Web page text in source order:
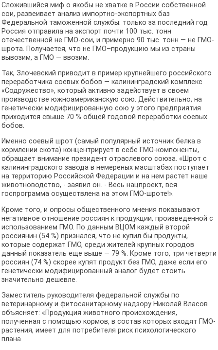
Сложившийся миф о якобы не хватке в России собственной
сои, развеивает анализ импортно-экспортных баз
Федеральной таможенной службы: только за последний год
Россия отправила на экспорт почти 100 тыс. тонн
отечественной не ГМО-сои, и примерно 90 тыс. тонн — не ГМО-
шрота. Получается, что не ГМО–продукцию мы из страны
вывозим, а ГМО — ввозим.
Так, Злочевский приводит в пример крупнейшего российского
переработчика соевых бобов — калининградский комплекс
«Содружество», который активно задействует в своем
производстве южноамериканскую сою. Действительно, на
генетически модифицированную сою у этого предприятия
приходится свыше 70 % общей годовой переработки соевых
бобов.
Именно соевый шрот (самый популярный источник белка в
кормлении скота) концентрирует в себе ГМО-компоненты,
обращает внимание президент отраслевого союза. «Шрот с
калининградского завода в немереных масштабах поступает
на территорию Российской Федерации и на нем растет наше
животноводство, - заявил он. - Весь нацпроект, вся
госпрограмма осуществлена на этом ГМО-шроте!».
Кроме того, и опросы общественного мнения показывают
негативное отношение россиян к продукции, произведенной с
использованием ГМО. По данным ВЦОМ каждый второй
россиянин (54 %) признался, что не купил бы продукты,
которые содержат ГМО, среди жителей крупных городов
данный показатель еще выше — 79 %. Кроме того, три четверти
россиян (74 %) скорее купят продукт без ГМО, даже если его
генетически модифицированный аналог будет стоить
значительно дешевле.
Заместитель руководителя федеральной службы по
ветеринарному и фитосанитарному надзору Николай Власов
объясняет: «Продукция животного происхождения,
полученная с помощью кормов, в состав которых входят ГМО-
растения, имеет для потребителя риск психологического
плана.